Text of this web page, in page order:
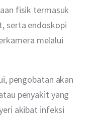
fisik termasuk
serta endoskopi
melalui
pengobatan akan
penyakit yang
akibat infeksi